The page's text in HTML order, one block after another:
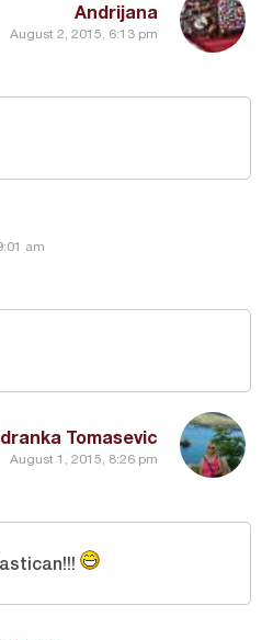
Andrijana
August 2, 2015, 6:13 pm
am
Tomasevic
August 1, 2015, 8:26 pm